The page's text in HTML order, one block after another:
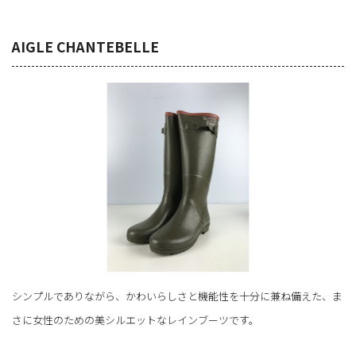
AIGLE CHANTEBELLE
シンプルでありながら、かわいらしさと機能性を十分に兼ね備えた、ま
さに女性のための美シルエットなレインブーツです。